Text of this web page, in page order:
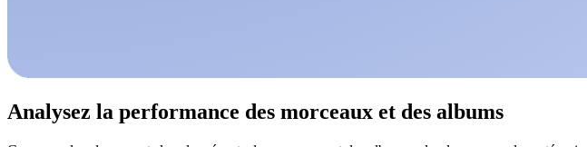
Analysez la performance des morceaux et des albums